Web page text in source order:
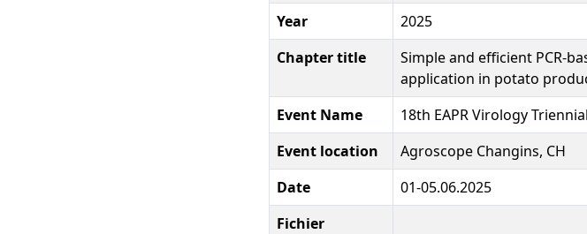
Year
2025
Chapter title
Simple and efficient PCR-
application in potato
Event Name
18th EAPR Virology
Event location
Agroscope Changins, CH
Date
01-05.06.2025
Fichier